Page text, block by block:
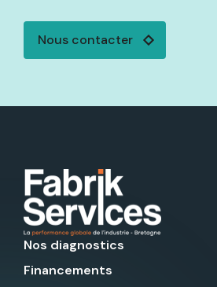
Nous contacter
Nos diagnostics
Financements